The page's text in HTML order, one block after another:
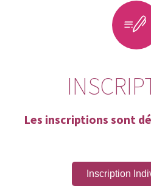
Les inscriptions sont
Inscription